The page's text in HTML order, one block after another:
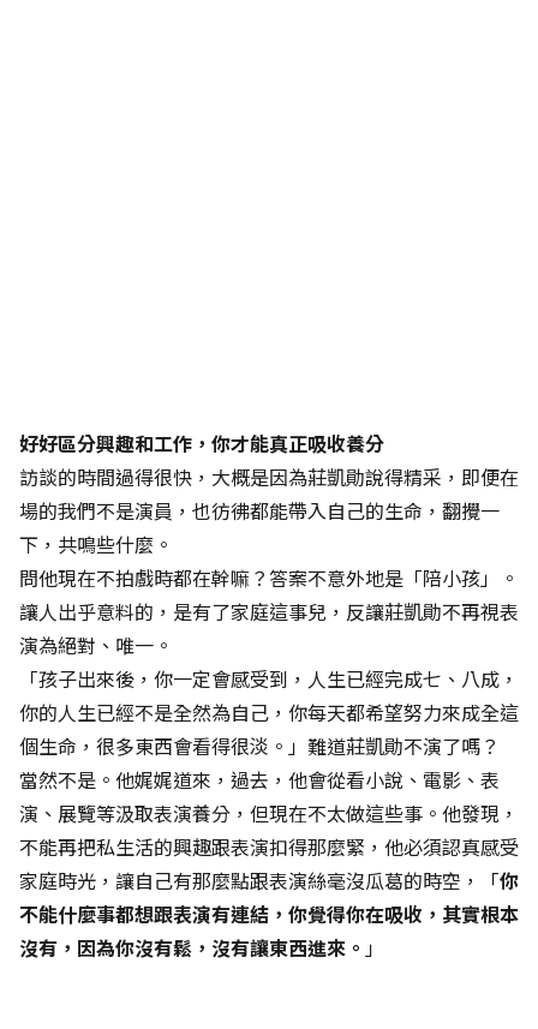
好好區分興趣和工作，你才能真正吸收養分
訪談的時間過得很快，大概是因為莊凱勛說得精采，即便在
場的我們不是演員，也彷彿都能帶入自己的生命，翻攪一
下，共鳴些什麼。
問他現在不拍戲時都在幹嘛？答案不意外地是「陪小孩」。
讓人出乎意料的，是有了家庭這事兒，反讓莊凱勛不再視表
演為絕對、唯一。
「孩子出來後，你一定會感受到，人生已經完成七、八成，
你的人生已經不是全然為自己，你每天都希望努力來成全這
個生命，很多東西會看得很淡。」難道莊凱勛不演了嗎？
當然不是。他娓娓道來，過去，他會從看小說、電影、表
演、展覽等汲取表演養分，但現在不太做這些事。他發現，
不能再把私生活的興趣跟表演扣得那麼緊，他必須認真感受
家庭時光，讓自己有那麼點跟表演絲毫沒瓜葛的時空，「你
不能什麼事都想跟表演有連結，你覺得你在吸收，其實根本
沒有，因為你沒有鬆，沒有讓東西進來。 」